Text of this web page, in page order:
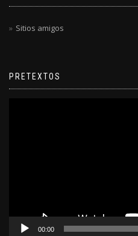
Sitios amigos
PRETEXTOS
00:00